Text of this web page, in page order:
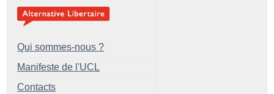
Qui sommes-nous ?
Manifeste de l'UCL
Contacts